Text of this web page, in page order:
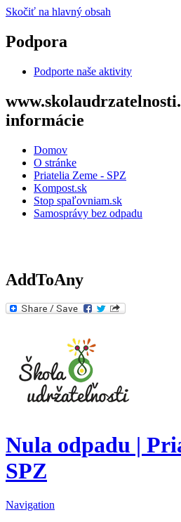
Skočiť na hlavný obsah
Podpora
Podporte naše aktivity
informácie
Domov
O stránke
Priatelia Zeme - SPZ
Kompost.sk
Stop spaľovniam.sk
Samosprávy bez odpadu
AddToAny
Nula odpadu |
SPZ
Navigation